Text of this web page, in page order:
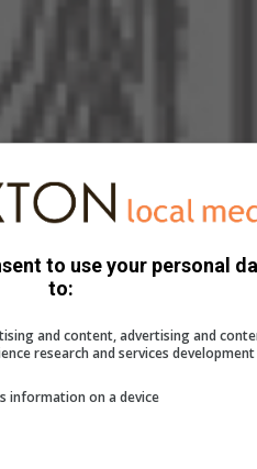
to use your personal
to:
and content, advertising and
research and services development
information on a device